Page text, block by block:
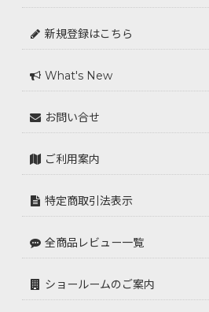
新規登録はこちら
What's New
お問い合せ
ご利用案内
特定商取引法表示
全商品レビュー一覧
ショールームのご案内